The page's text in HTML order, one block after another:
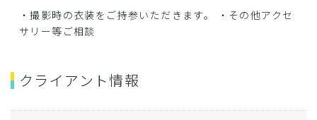
・撮影時の衣装をご持参いただきます。 ・その他アクセ
サリー等ご相談
クライアント情報